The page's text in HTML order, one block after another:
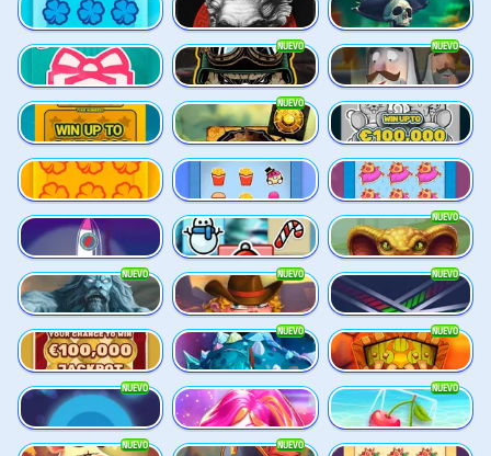
Scratchy Itero Jawsome Pirates
Happy Scratch
NUEVO
Outlaws Inc.
NUEVO
Holy Heist
Lucky Numbers x12
NUEVO
Mayan Stackways Rat Riches
Scratchy Mini OmNom Queen Treasure
Rocket Reels Let it snow
NUEVO
Lord Venom
NUEVO
Rise of Ymir
NUEVO
Rusty & Curly
NUEVO
Lines
Gold Coins
NUEVO
Gronk’s Gems
NUEVO
Mighty Masks
NUEVO
Plinko Jelly Slice
NUEVO
Keep 'em Cool
NUEVO NUEVO